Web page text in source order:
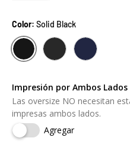
Color: Solid Black
SOLID BLACKCHARCOAL GREY
NAVY
Impresión por Ambos
Las oversize NO necesitan
impresas ambos lados.
Agregar